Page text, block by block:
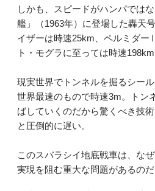
しかも、スピードがハンパでは
艦」（1963年）に登場した轟天
イザーは時速25km、ペルミダ
ト・モグラに至っては時速
現実世界でトンネルを掘るシー
世界最速のもので時速3m。トン
ばしていくのだから驚くべき技
と圧倒的に遅い。
このスバラシイ地底戦車は、な
実現を阻む重大な問題があるのだ